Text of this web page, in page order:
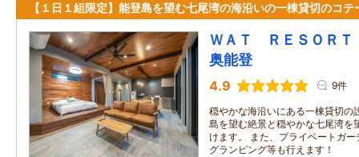
【１日１組限定】能登島を望む七尾湾の海沿いの一棟貸切のコテ
ＷＡＴ ＲＥＳＯＲ
奥能登
4.9 9件
穏やかな海沿いにある一棟貸切の
島を望む絶景と穏やかな七尾湾を
けます。 また、プライベートガ
グランピング等も行えます！